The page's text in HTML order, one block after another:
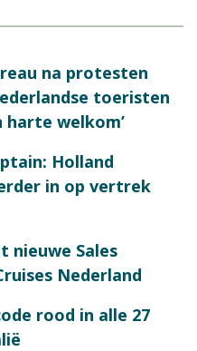
na protesten
toeristen
harte welkom’
Holland
in op vertrek
nieuwe Sales
Nederland
rood in alle 27